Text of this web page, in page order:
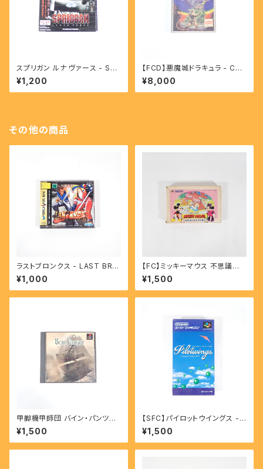
スプリガン ルナ ヴァース - SPR
IGGAN LUNAR VERSE 【PS】
¥1,200
【FCD】悪魔城ドラキュラ - Cas
tlevania
¥8,000
その他の商品
ラストブロンクス - LAST BRO
NX 【SS】
¥1,000
【FC】ミッキーマウス 不思議の
国の大冒険 - Mickey Mouse
Adventures in Wonderland
¥1,500
甲脚機甲師団 バイン・パンツァ
ー - Koukyakukikoushidan
Bein Panzer 【PS】
¥1,500
【SFC】パイロットウイングス -
Pilotwings
¥1,500